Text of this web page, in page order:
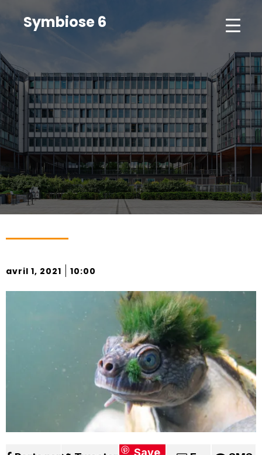
Symbiose 6
avril 1, 2021 10:00
Save